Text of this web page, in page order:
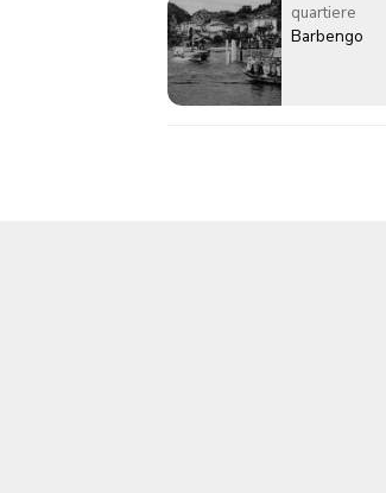
quartiere
Barbengo